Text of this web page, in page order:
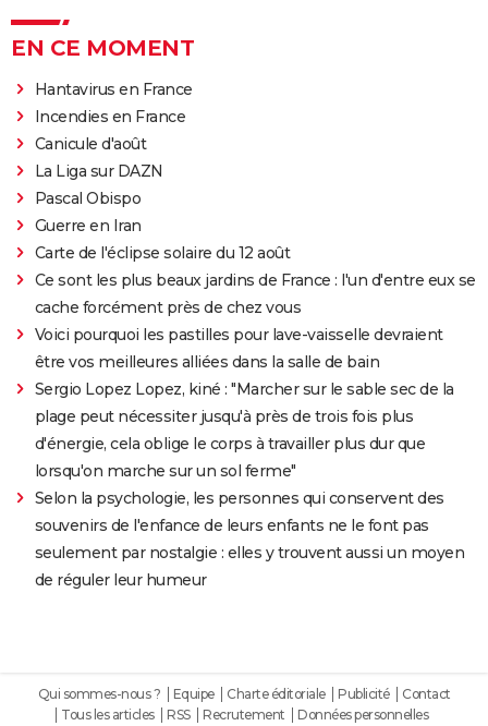
EN CE MOMENT
Hantavirus en France
Incendies en France
Canicule d'août
La Liga sur DAZN
Pascal Obispo
Guerre en Iran
Carte de l'éclipse solaire du 12 août
Ce sont les plus beaux jardins de France : l'un d'entre eux se
cache forcément près de chez vous
Voici pourquoi les pastilles pour lave-vaisselle devraient
être vos meilleures alliées dans la salle de bain
Sergio Lopez Lopez, kiné : "Marcher sur le sable sec de la
plage peut nécessiter jusqu'à près de trois fois plus
d'énergie, cela oblige le corps à travailler plus dur que
lorsqu'on marche sur un sol ferme"
Selon la psychologie, les personnes qui conservent des
souvenirs de l'enfance de leurs enfants ne le font pas
seulement par nostalgie : elles y trouvent aussi un moyen
de réguler leur humeur
Qui sommes-nous ? Equipe Charte éditoriale Publicité
Contact
Tous les articles
RSS Recrutement Données personnelles